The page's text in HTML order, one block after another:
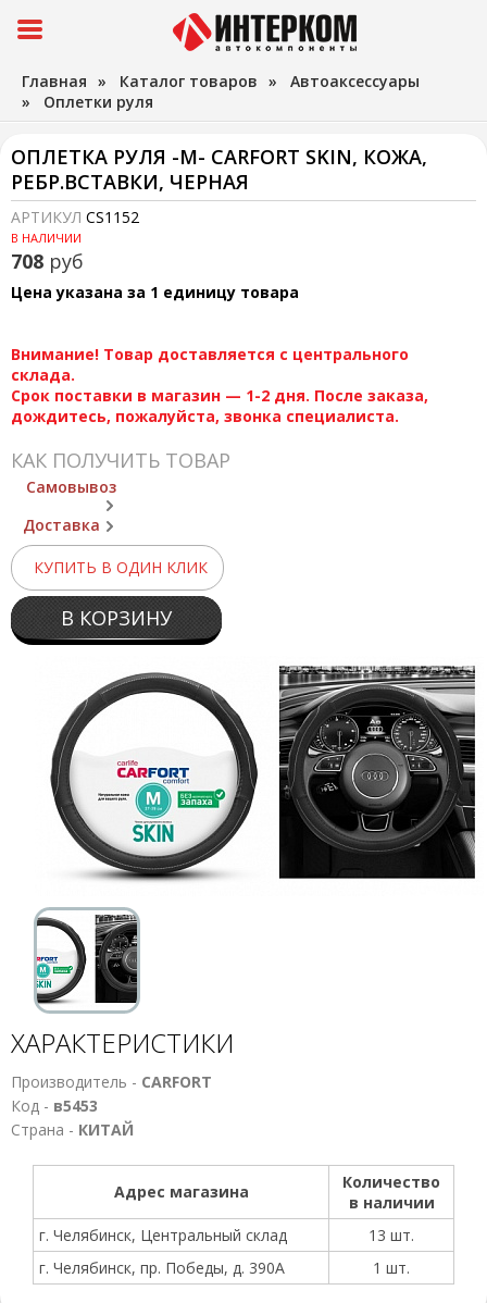
Главная » Каталог товаров » Автоаксессуары
» Оплетки руля
ОПЛЕТКА РУЛЯ -M- CARFORT SKIN, КОЖА,
РЕБР.ВСТАВКИ, ЧЕРНАЯ
АРТИКУЛ CS1152
В НАЛИЧИИ
708 руб
Цена указана за 1 единицу товара
Внимание! Товар доставляется с центрального
склада.
Срок поставки в магазин — 1-2 дня. После заказа,
дождитесь, пожалуйста, звонка специалиста.
КАК ПОЛУЧИТЬ ТОВАР
Самовывоз
Доставка
КУПИТЬ В ОДИН КЛИК
В КОРЗИНУ
ХАРАКТЕРИСТИКИ
Производитель - CARFORT
Код - в5453
Страна - КИТАЙ
Адрес магазина
Количество
в наличии
г. Челябинск, Центральный склад
13 шт.
г. Челябинск, пр. Победы, д. 390А
1 шт.